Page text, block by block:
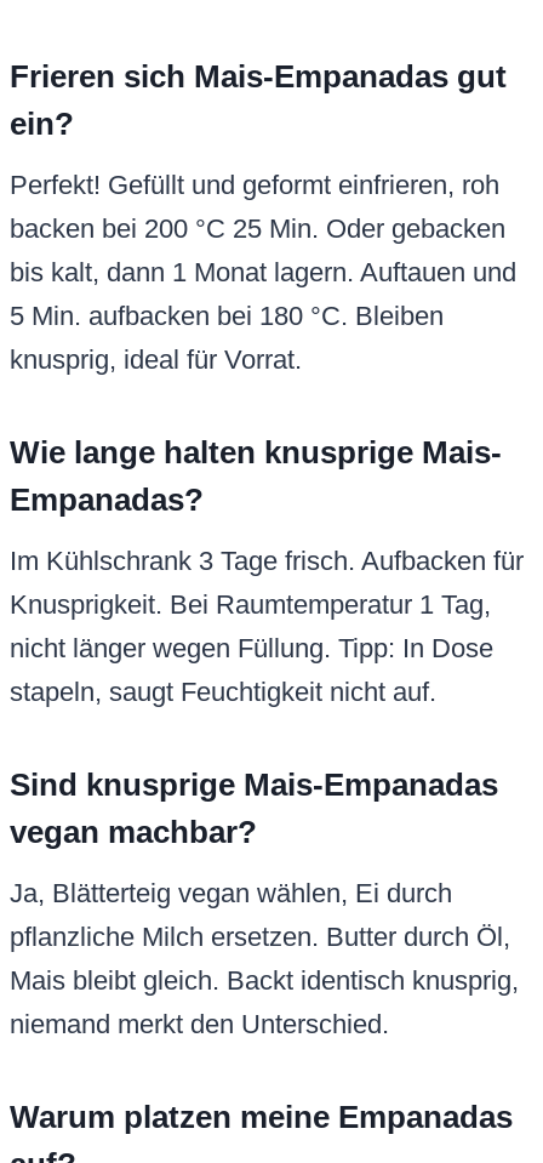
Frieren sich Mais-Empanadas gut
ein?
Perfekt! Gefüllt und geformt einfrieren, roh
backen bei 200 °C 25 Min. Oder gebacken
bis kalt, dann 1 Monat lagern. Auftauen und
5 Min. aufbacken bei 180 °C. Bleiben
knusprig, ideal für Vorrat.
Wie lange halten knusprige Mais-
Empanadas?
Im Kühlschrank 3 Tage frisch. Aufbacken für
Knusprigkeit. Bei Raumtemperatur 1 Tag,
nicht länger wegen Füllung. Tipp: In Dose
stapeln, saugt Feuchtigkeit nicht auf.
Sind knusprige Mais-Empanadas
vegan machbar?
Ja, Blätterteig vegan wählen, Ei durch
pflanzliche Milch ersetzen. Butter durch Öl,
Mais bleibt gleich. Backt identisch knusprig,
niemand merkt den Unterschied.
Warum platzen meine Empanadas